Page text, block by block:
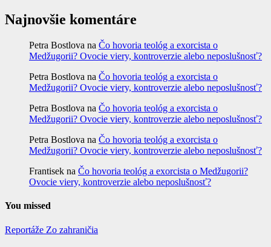
Najnovšie komentáre
Petra Bostlova na Čo hovoria teológ a exorcista o
Medžugorii? Ovocie viery, kontroverzie alebo neposlušnosť?
Petra Bostlova na Čo hovoria teológ a exorcista o
Medžugorii? Ovocie viery, kontroverzie alebo neposlušnosť?
Petra Bostlova na Čo hovoria teológ a exorcista o
Medžugorii? Ovocie viery, kontroverzie alebo neposlušnosť?
Petra Bostlova na Čo hovoria teológ a exorcista o
Medžugorii? Ovocie viery, kontroverzie alebo neposlušnosť?
Frantisek na Čo hovoria teológ a exorcista o Medžugorii?
Ovocie viery, kontroverzie alebo neposlušnosť?
You missed
Reportáže Zo zahraničia